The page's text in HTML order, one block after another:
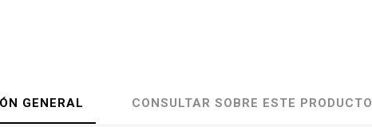
GENERAL CONSULTAR SOBRE ESTE PRODUCTO